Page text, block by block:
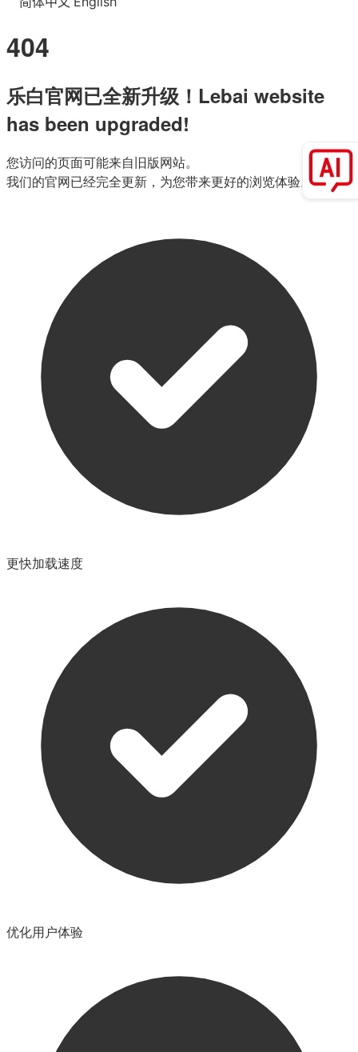
404
乐白官网已全新升级！Lebai website
has been upgraded!
您访问的页面可能来自旧版网站。
我们的官网已经完全更新，为您带来更好的浏览体验。
更快加载速度
优化用户体验